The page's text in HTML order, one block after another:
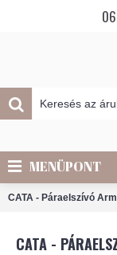
MENÜPONT
CATA - Páraelszívó
CATA -